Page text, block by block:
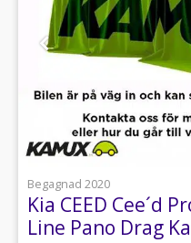
Begagnad 2020
Kia CEED Cee´d
Line Pano Drag